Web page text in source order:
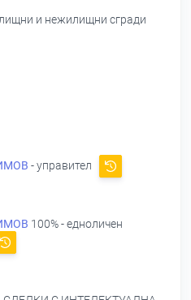
и нежилищни сгради
- управител
100% - едноличен